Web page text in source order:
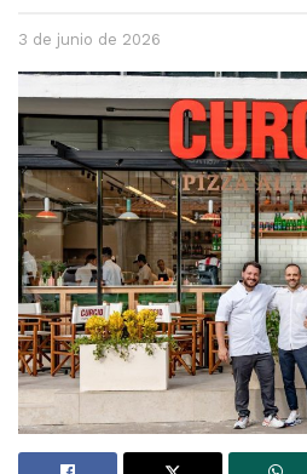
3 de junio de 2026